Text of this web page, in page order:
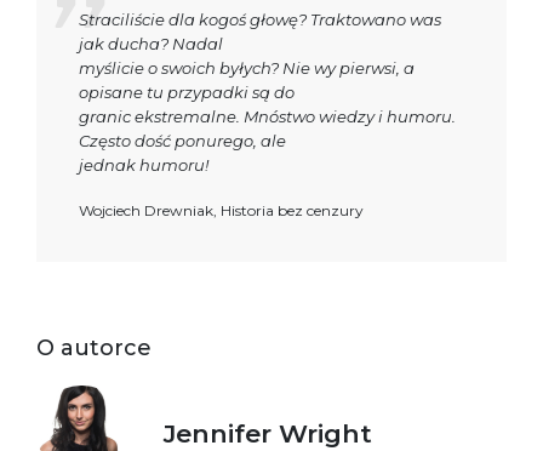
Straciliście dla kogoś głowę? Traktowano was
jak ducha? Nadal
myślicie o swoich byłych? Nie wy pierwsi, a
opisane tu przypadki są do
granic ekstremalne. Mnóstwo wiedzy i humoru.
Często dość ponurego, ale
jednak humoru!
Wojciech Drewniak, Historia bez cenzury
O autorce
Jennifer Wright